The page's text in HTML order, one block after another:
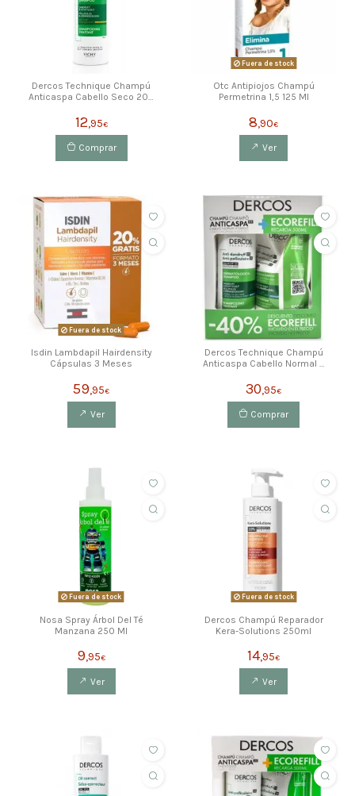
Dercos Technique Champú
Anticaspa Cabello Seco 200
12,95€
Comprar
Fuera de stock
Otc Antipiojos Champú
Permetrina 1,5 125 Ml
8,90€
Ver
Fuera de stock
Isdin Lambdapil Hairdensity
Cápsulas 3 Meses
59,95€
Ver
Dercos Technique Champú
Anticaspa Cabello Normal A
Ml
30,95€
Comprar
Fuera de stock
Nosa Spray Árbol Del Té
Manzana 250 Ml
9,95€
Ver
Fuera de stock
Dercos Champú Reparador
Kera-Solutions 250ml
14,95€
Ver